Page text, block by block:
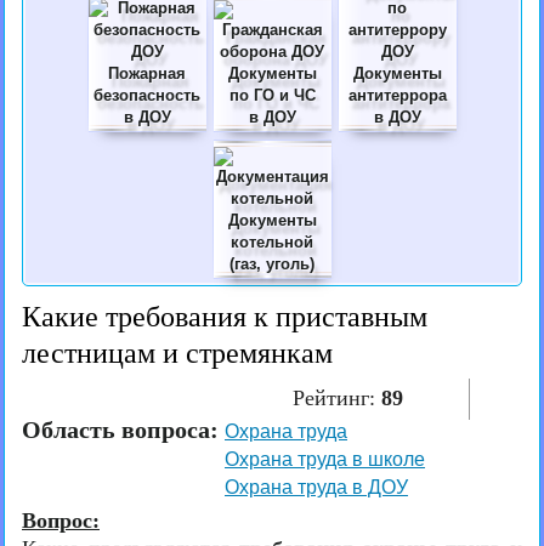
Пожарная
безопасность
в ДОУ
Документы
по ГО и ЧС
в ДОУ
Документы
антитеррора
в ДОУ
Документы
котельной
(газ, уголь)
Какие требования к приставным
лестницам и стремянкам
Рейтинг: 89
Область вопроса: Охрана труда
Охрана труда в школе
Охрана труда в ДОУ
Вопрос: